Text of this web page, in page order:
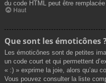
du code HTML peut être
Haut
Que sont les émoticônes
Les émoticônes sont de petites
un code court et qui permettent
« :) » exprime la joie, alors qu’au
Vous pouvez consulter la liste